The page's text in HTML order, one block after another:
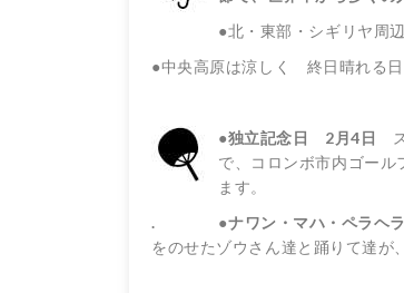
●北・東部・シギリヤ周
●中央高原は涼しく 終日晴れる日
●独立記念日 2月4日
で、コロンボ市内ゴール
ます。
. ●ナワン・マハ・ペラヘ
をのせたゾウさん達と踊りて達が